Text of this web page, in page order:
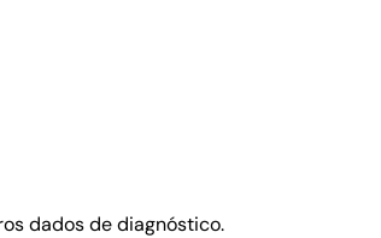
dados de diagnóstico.